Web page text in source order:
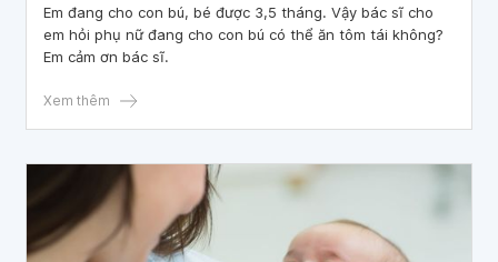
Em đang cho con bú, bé được 3,5 tháng. Vậy bác sĩ cho
em hỏi phụ nữ đang cho con bú có thể ăn tôm tái không?
Em cảm ơn bác sĩ.
Xem thêm